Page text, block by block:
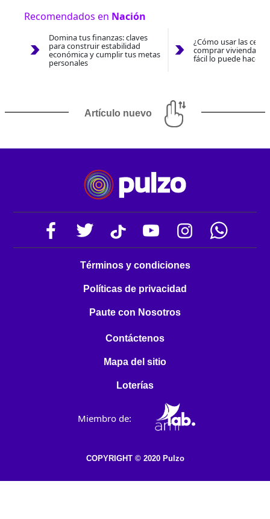
Recomendados en Nación
Domina tus finanzas: claves
para construir estabilidad
económica y cumplir tus metas
personales
¿Cómo usar las
comprar vivienda
fácil lo puede hacer
Artículo nuevo
Términos y condiciones
Políticas de privacidad
Paute con Nosotros
Contáctenos
Mapa del sitio
Loterías
Miembro de:
COPYRIGHT © 2020 Pulzo